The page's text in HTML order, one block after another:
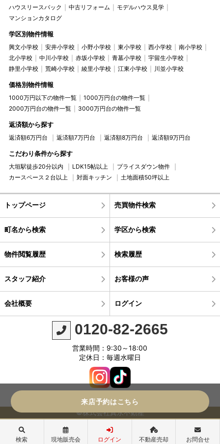
ハウスリースバック 中古リフォーム
モデルハウス見学
マンションカタログ
学区別物件情報
興文小学校 安井小学校 小野小学校 東小学校 西小学校
南小学校
北小学校
中川小学校 赤坂小学校 青墓小学校
宇留生小学校
静里小学校
荒崎小学校 綾里小学校 江東小学校 川並小学校
価格別物件情報
1000万円以下の物件一覧
1000万円台の物件一覧
2000万円台の物件一覧
3000万円台の物件一覧
返済額から探す
返済額6万円台 返済額7万円台 返済額8万円台 返済額9万円台
こだわり条件から探す
大垣駅徒歩20分以内 LDK15帖以上
プライスダウン物件
カースペース２台以上
対面キッチン 土地面積50坪以上
トップページ 売買物件検索
町名から検索 学区から検索
物件閲覧履歴 検索履歴
スタッフ紹介 お客様の声
会社概要 ログイン
0120-82-2665
営業時間：9:30～18:00
定休日：毎週水曜日
©株式会社真永不動産
来店予約はこちら
検索 現地販売会 ログイン 不動産売却 お問合せ